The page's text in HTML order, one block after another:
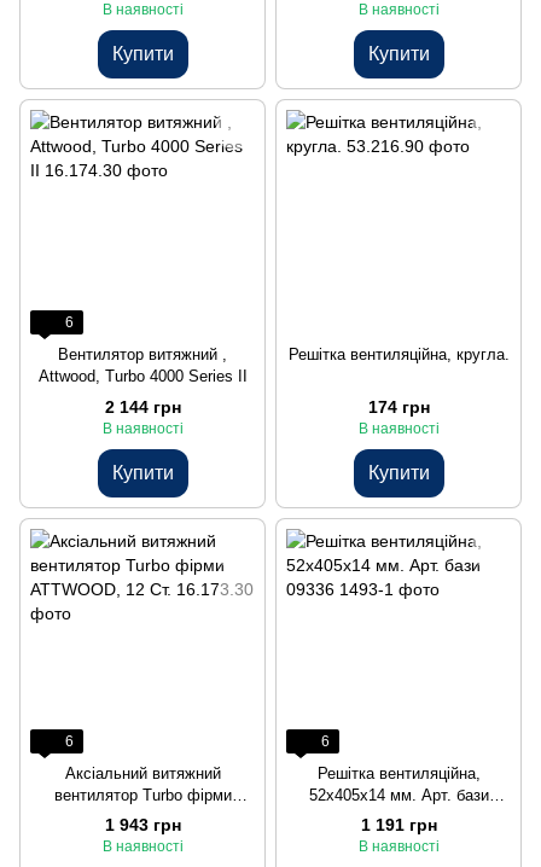
В наявності
Купити
В наявності
Купити
6
Вентилятор витяжний ,
Attwood, Turbo 4000 Series II
2 144 грн
В наявності
Купити
Решітка вентиляційна, кругла.
174 грн
В наявності
Купити
6
Аксіальний витяжний
вентилятор Turbo фірми
ATTWOOD, 12 Ст.
1 943 грн
В наявності
6
Решітка вентиляційна,
52х405х14 мм. Арт. бази
09336
1 191 грн
В наявності